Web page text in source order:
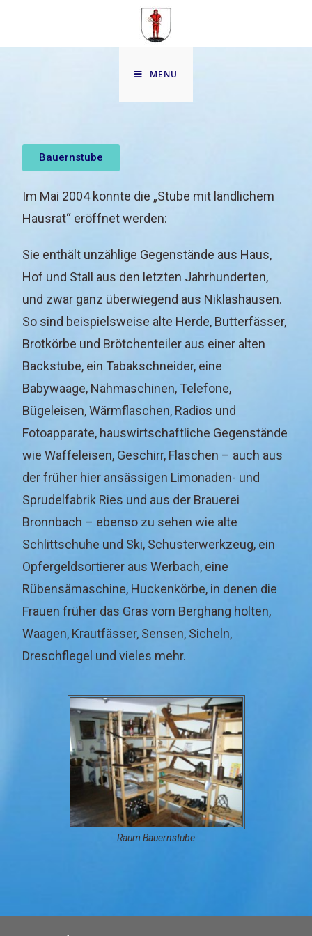
MENÜ
Bauernstube
Im Mai 2004 konnte die „Stube mit ländlichem
Hausrat“ eröffnet werden:
Sie enthält unzählige Gegenstände aus Haus,
Hof und Stall aus den letzten Jahrhunderten,
und zwar ganz überwiegend aus Niklashausen.
So sind beispielsweise alte Herde, Butterfässer,
Brotkörbe und Brötchenteiler aus einer alten
Backstube, ein Tabakschneider, eine
Babywaage, Nähmaschinen, Telefone,
Bügeleisen, Wärmflaschen, Radios und
Fotoapparate, hauswirtschaftliche Gegenstände
wie Waffeleisen, Geschirr, Flaschen – auch aus
der früher hier ansässigen Limonaden- und
Sprudelfabrik Ries und aus der Brauerei
Bronnbach – ebenso zu sehen wie alte
Schlittschuhe und Ski, Schusterwerkzeug, ein
Opfergeldsortierer aus Werbach, eine
Rübensämaschine, Huckenkörbe, in denen die
Frauen früher das Gras vom Berghang holten,
Waagen, Krautfässer, Sensen, Sicheln,
Dreschflegel und vieles mehr.
Raum Bauernstube